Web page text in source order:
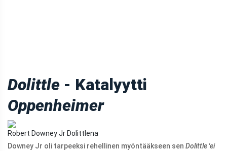
Dolittle - Katalyytti
Oppenheimer
Robert Downey Jr Dolittlena
Downey Jr oli tarpeeksi rehellinen myöntääkseen sen Dolittle 'ei